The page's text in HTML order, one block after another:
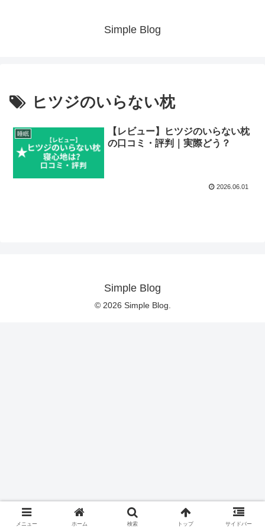
Simple Blog
ヒツジのいらない枕
睡眠
【レビュー】ヒツジのいらない枕
の口コミ・評判｜実際どう？
2026.06.01
Simple Blog
© 2026 Simple Blog.
メニュー ホーム 検索 トップ サイドバー